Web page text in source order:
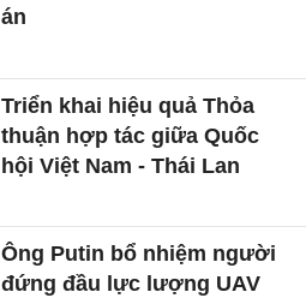
án
Triển khai hiệu quả Thỏa
thuận hợp tác giữa Quốc
hội Việt Nam - Thái Lan
Ông Putin bổ nhiệm người
đứng đầu lực lượng UAV